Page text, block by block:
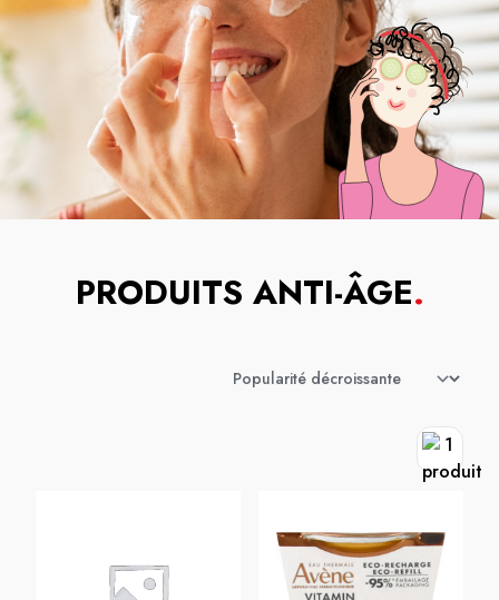
PRODUITS ANTI-ÂGE.